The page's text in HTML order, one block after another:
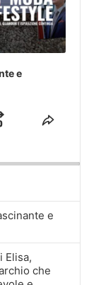
e
Share
e
Elisa,
che